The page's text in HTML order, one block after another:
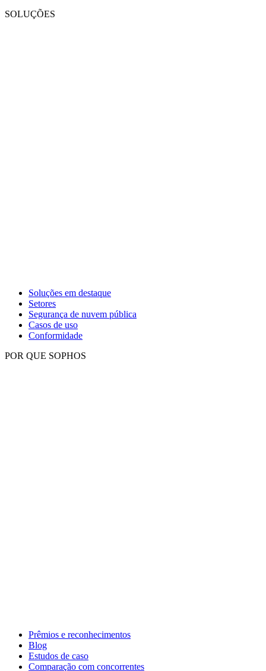
SOLUÇÕES
Soluções em destaque
Setores
Segurança de nuvem pública
Casos de uso
Conformidade
POR QUE SOPHOS
Prêmios e reconhecimentos
Blog
Estudos de caso
Comparação com concorrentes